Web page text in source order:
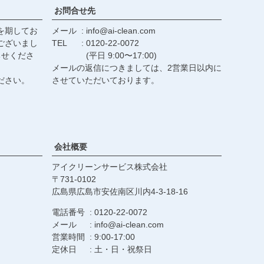
期してお
ざいまし
くださ
い。
お問合せ先
メール
info@ai-clean.com
TEL
0120-22-0072
(平日 9:00〜17:00)
メールの返信につきましては、2営業日以内に
させていただいております。
会社概要
アイクリーンサービス株式会社
731-0102
広島県広島市安佐南区川内4-3-18-16
電話番号
0120-22-0072
メール
info@ai-clean.com
営業時間
9:00-17:00
定休日
土・日・祝祭日